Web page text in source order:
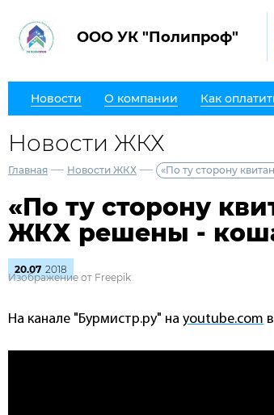
ООО УК "Полипроф"
Новости О компании Как
Новости ЖКХ
Главная — Новости ЖКХ — «По ту сторону
«По ту сторону
ЖКХ решены -
20.07 2018
Изображение от Freepik
На канале "Бурмистр.ру" на youtube.com